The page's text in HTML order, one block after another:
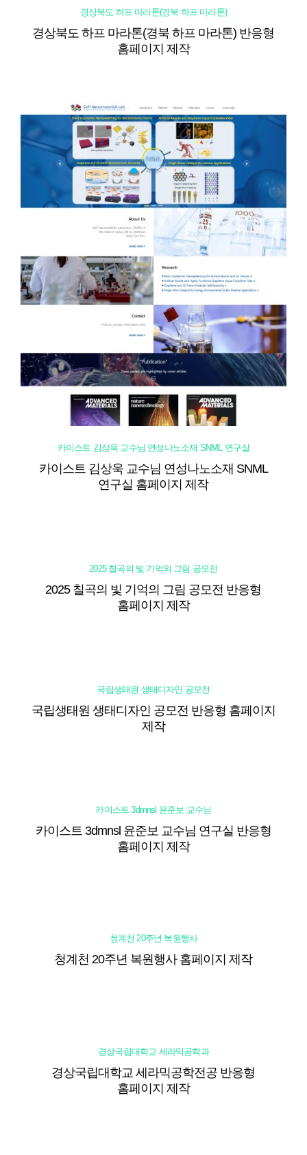
경상북도 하프 마라톤(경북 하프 마라톤)
경상북도 하프 마라톤(경북 하프 마라톤) 반응형
홈페이지 제작
카이스트 김상욱 교수님 연성나노소재 SNML 연구실
카이스트 김상욱 교수님 연성나노소재 SNML
연구실 홈페이지 제작
2025 칠곡의 빛 기억의 그림 공모전
2025 칠곡의 빛 기억의 그림 공모전 반응형
홈페이지 제작
국립생태원 생태디자인 공모전
국립생태원 생태디자인 공모전 반응형 홈페이지
제작
카이스트 3dmnsl 윤준보 교수님
카이스트 3dmnsl 윤준보 교수님 연구실 반응형
홈페이지 제작
청계천 20주년 복원행사
청계천 20주년 복원행사 홈페이지 제작
경상국립대학교 세라믹공학과
경상국립대학교 세라믹공학전공 반응형
홈페이지 제작